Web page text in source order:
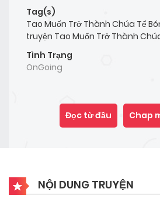
Tag(s)
Tao Muốn Trở Thành Chúa Tể
truyện Tao Muốn Trở Thành
Tình Trạng
OnGoing
Đọc từ đầu Chap
NỘI DUNG TRUYỆN